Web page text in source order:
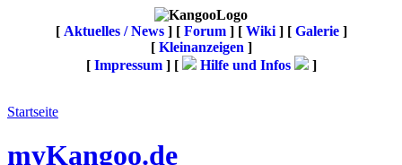
[ Aktuelles / News] [ Forum] [ Wiki] [ Galerie]
[ Kleinanzeigen ]
[ Impressum] [ Hilfe und Infos ]
Startseite
myKangoo.de